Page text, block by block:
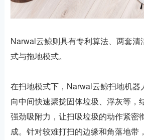
Narwal云鲸则具有专利算法、两套清
式与拖地模式。
在扫地模式下，Narwal云鲸扫地机器
向中间快速聚拢固体垃圾、浮灰等，
强劲吸附力，让扫吸垃圾的动作紧密
成。针对较难打扫的边缘和角落地带